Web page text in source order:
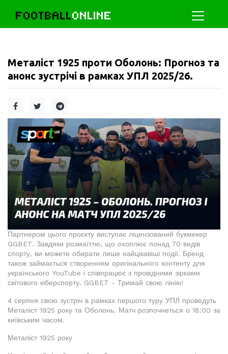
FOOTBALLONLINE
Металіст 1925 проти Оболонь: Прогноз та
анонс зустрічі в рамках УПЛ 2025/26.
Партнером цього проєкту виступає ліцензований букмекер
GGBET. Завдяки розмаїттю, що охоплює понад 70 видів
спорту, ви можете обирати лише найцікавіші події. Бренд
також займається створенням оригінального контенту для
українського YouTube і співпрацює з провідними зірками
світового кіберспорту. GGBET - Тримай свою лінію!
4 серпня свою зустріч в рамках першого туру УПЛ проведуть
Металіст 1925 року та Оболонь. Матч розпочнеться о 18:00 за
київським часом.
Металіст 1925 року